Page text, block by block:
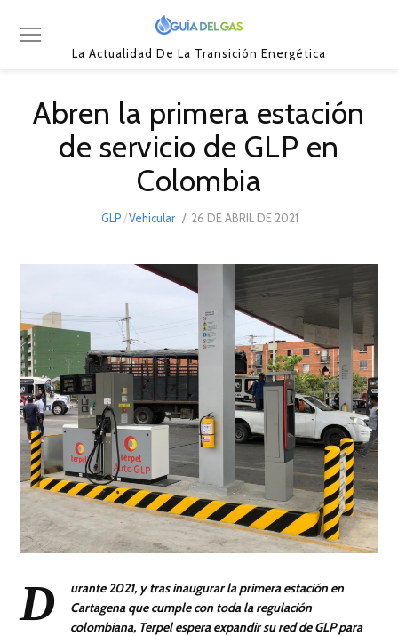
La Actualidad De La Transición Energética
Abren la primera estación
de servicio de GLP en
Colombia
GLP /Vehicular
POSTED
26 DE ABRIL DE 2021
D
urante 2021, y tras inaugurar la primera estación en
Cartagena que cumple con toda la regulación
colombiana, Terpel espera expandir su red de GLP para